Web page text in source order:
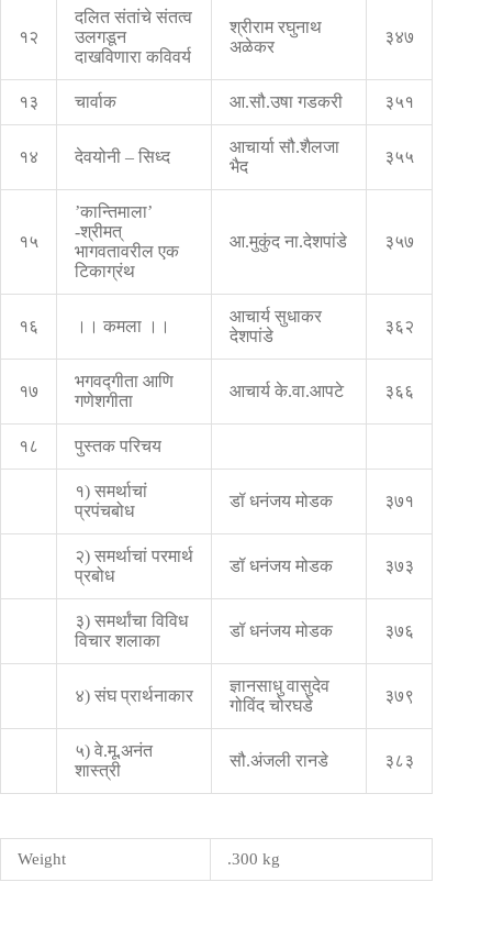
१२
दलित संतांचे संतत्व
उलगडून
दाखविणारा कविवर्य
श्रीराम रघुनाथ
अळेकर
३४७
१३ चार्वाक आ.सौ.उषा गडकरी ३५१
१४ देवयोनी – सिध्द
आचार्या सौ.शैलजा
भैद
३५५
१५
’कान्तिमाला’
-श्रीमत्
भागवतावरील एक
टिकाग्रंथ
आ.मुकुंद ना.देशपांडे ३५७
१६ ।। कमला ।।
आचार्य सुधाकर
देशपांडे
३६२
१७
भगवद्‍गीता आणि
गणेशगीता
आचार्य के.वा.आपटे ३६६
१८ पुस्तक परिचय
१) समर्थाचां
प्रपंचबोध
डॉ धनंजय मोडक ३७१
२) समर्थाचां परमार्थ
प्रबोध
डॉ धनंजय मोडक ३७३
३) समर्थांचा विविध
विचार शलाका
डॉ धनंजय मोडक ३७६
४) संघ प्रार्थनाकार
ज्ञानसाधु वासुदेव
गोविंद चोरघडे
३७९
५) वे.मू.अनंत
शास्त्री
सौ.अंजली रानडे ३८३
Weight .300 kg